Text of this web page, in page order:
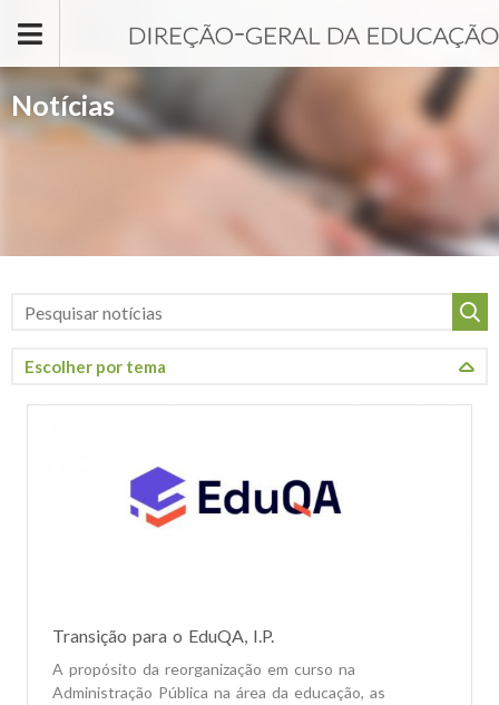
Notícias
Transição para o EduQA, I.P.
A propósito da reorganização em curso na
Administração Pública na área da educação, as